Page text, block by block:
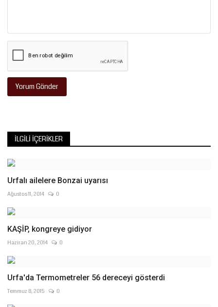
Yorum Gönder
İLGILI İÇERIKLER
Urfalı ailelere Bonzai uyarısı
Ağustos 11, 2014 0
KAŞİP, kongreye gidiyor
Haziran 20, 2014 0
Urfa'da Termometreler 56 dereceyi gösterdi
Temmuz 8, 2015 0